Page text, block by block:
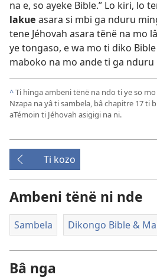
na e, so ayeke Bible.” Lo kiri, lo
lakue asara si mbi ga nduru
tene Jéhovah asara tënë na mo
ye tongaso, e wa mo ti diko
maboko na mo ande ti ga nduru
^Ti hinga ambeni tënë na ndo ti ye so
Nzapa na yâ ti sambela, bâ chapitre 17 ti
aTémoin ti Jéhovah asigigi na ni.
Ti kozo
Ambeni tënë ni nde
Sambela Dikongo Bible &
Bâ nga